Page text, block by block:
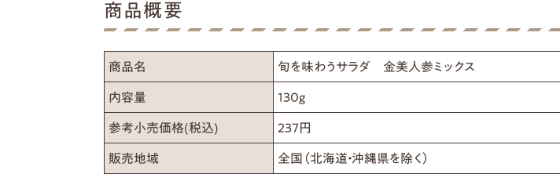
商品概要
商品名 旬を味わうサラダ 金美人参ミックス
内容量 130g
参考小売価格(税込) 237円
販売地域 全国（北海道・沖縄県を除く）